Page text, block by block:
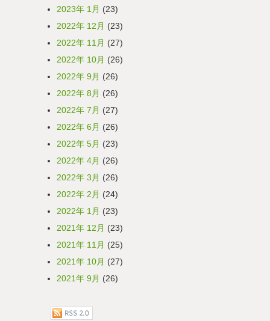
2023年 1月 (23)
2022年 12月 (23)
2022年 11月 (27)
2022年 10月 (26)
2022年 9月 (26)
2022年 8月 (26)
2022年 7月 (27)
2022年 6月 (26)
2022年 5月 (23)
2022年 4月 (26)
2022年 3月 (26)
2022年 2月 (24)
2022年 1月 (23)
2021年 12月 (23)
2021年 11月 (25)
2021年 10月 (27)
2021年 9月 (26)